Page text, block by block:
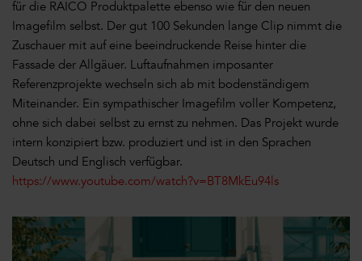
für die RAICO Produktpalette ebenso wie für den neuen
Imagefilm selbst. Der gut 100 Sekunden lange Clip nimmt die
Zuschauer mit auf eine beeindruckende Reise hinter die
Fassade der Allgäuer. Luftaufnahmen imposanter
Referenzprojekte wechseln sich ab mit bodenständigem
Miteinander. Ein sympathischer Imagefilm voller Kompetenz,
ohne sich dabei selbst zu ernst zu nehmen. Das Projekt wurde
intern konzipiert bzw. produziert und ist in den Sprachen
Deutsch und Englisch verfügbar.
https://www.youtube.com/watch?v=BT8MkEu94ls